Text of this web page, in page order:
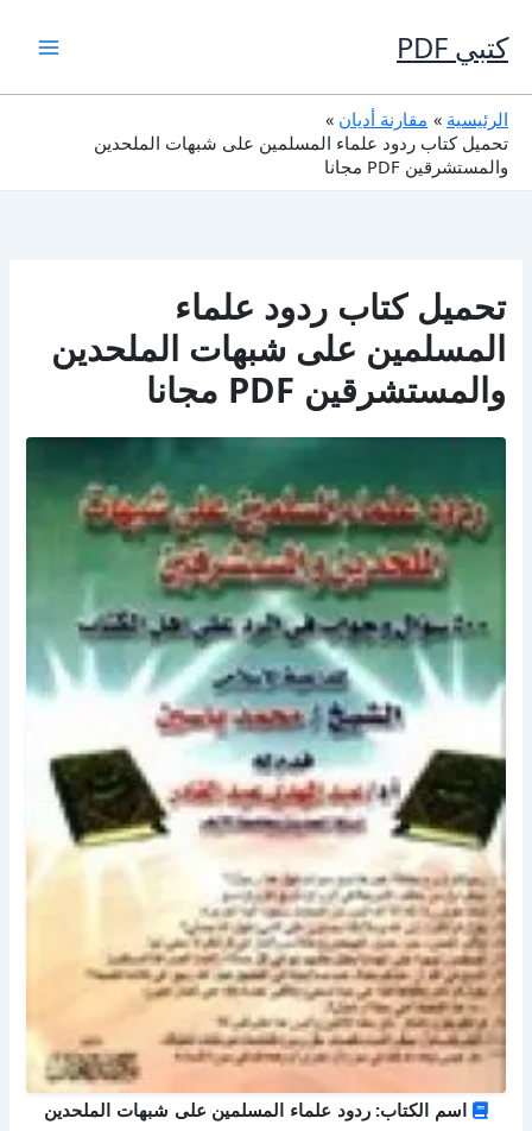
إلى
المحتوى
كتبي PDF
الرئيسية
مقارنة أديان
تحميل كتاب ردود علماء المسلمين على شبهات الملحدين
والمستشرقين PDF مجانا
تحميل كتاب ردود علماء
المسلمين على شبهات الملحدين
والمستشرقين PDF مجانا
اسم الكتاب: ردود علماء المسلمين على شبهات الملحدين